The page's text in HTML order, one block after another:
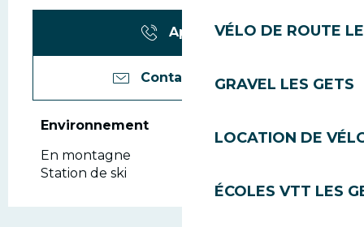
VÉLO DE ROUTE
GRAVEL LES GETS
LOCATION DE
ÉCOLES VTT LES
Appeler
Contactez-nous
Environnement
Environnement
En montagne
Station de ski